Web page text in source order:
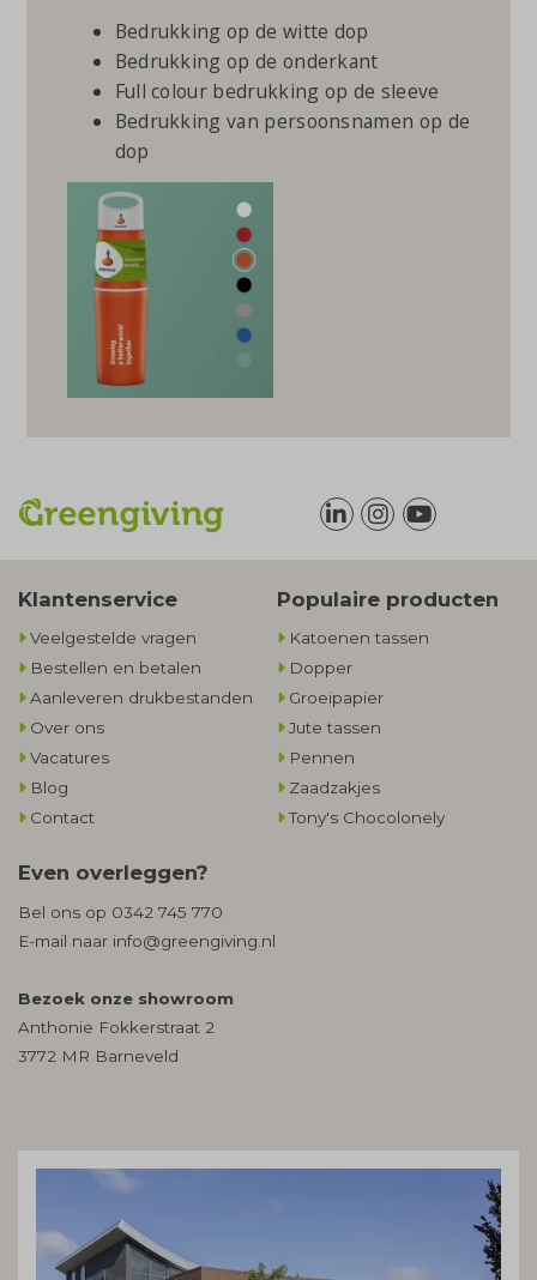
Bedrukking op de witte dop
Bedrukking op de onderkant
Full colour bedrukking op de sleeve
Bedrukking van persoonsnamen op de
dop
Klantenservice
Veelgestelde vragen
Bestellen en betalen
Aanleveren drukbestanden
Over ons
Vacatures
Blog
Contact
Populaire producten
Katoenen tassen
Dopper
Groeipapier
Jute tassen
Pennen
Zaadzakjes
Tony's Chocolonely
Even overleggen?
Bel ons op 0342 745 770
E-mail naar info@greengiving.nl
Bezoek onze showroom
Anthonie Fokkerstraat 2
3772 MR Barneveld